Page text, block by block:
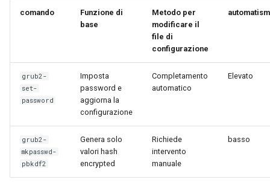
comando
Funzione di
base
Metodo per
modificare il
file di
configurazione
grub2-
set-
password
Imposta
password e
aggiorna la
configurazione
Completamento
automatico
Elevato
grub2-
mkpasswd-
pbkdf2
Genera solo
valori hash
encrypted
Richiede
intervento
manuale
basso